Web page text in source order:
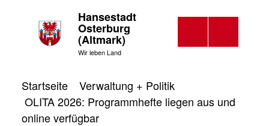
Hansestadt
Osterburg
(Altmark)
Wir leben Land
Startseite
Verwaltung + Politik
OLITA 2026: Programmhefte liegen aus und
online verfügbar